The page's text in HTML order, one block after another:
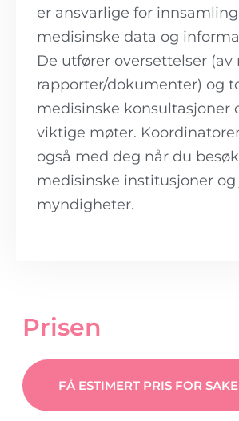
er ansvarlige for
medisinske data og
De utfører oversettelser (av
rapporter/dokumenter) og
medisinske konsultasjoner
viktige møter.
også med deg når du
medisinske institusjoner
myndigheter.
Prisen
FÅ ESTIMERT PRIS FOR